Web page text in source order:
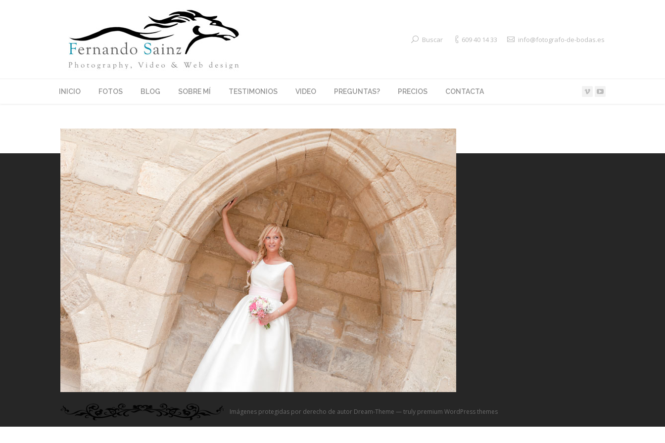
Buscar 609 40 14 33 info@fotografo-de-bodas.es
INICIO FOTOS BLOG SOBRE MÍ TESTIMONIOS VIDEO PREGUNTAS? PRECIOS CONTACTA
Imágenes protegidas por derecho de autor Dream-Theme — truly premium WordPress themes